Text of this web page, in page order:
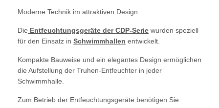
Moderne Technik im attraktiven Design
Die Entfeuchtungsgeräte der CDP-Serie wurden speziell
für den Einsatz in Schwimmhallen entwickelt.
Kompakte Bauweise und ein elegantes Design ermöglichen
die Aufstellung der Truhen-Entfeuchter in jeder
Schwimmhalle.
Zum Betrieb der Entfeuchtungsgeräte benötigen Sie